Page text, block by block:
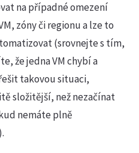
na případné omezení
zóny či regionu a lze to
(srovnejte s tím,
že jedna VM chybí a
takovou situaci,
složitější, než nezačínat
nemáte plně